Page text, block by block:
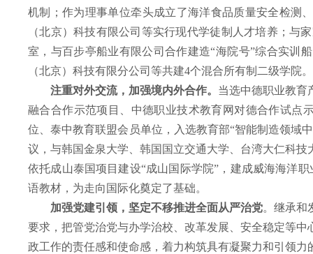
机制
； 作为理事单位牵头成立了海洋食品质量安全检测
（北京）科技有限公司等实行现代学徒制人才培养；与
室，与百步亭船业有限公司合作建造“海院号”综合实训
（北京）科技有限分公司等共建4个混合所有制二级学院。
注重对外交流，加强境内外合作。 当选中德职业教育
融合合作示范项目、中德职业技术教育网对德合作试点
位、泰中教育联盟会员单位，入选教育部“智能制造领域
议，与韩国金泉大学、韩国国立交通大学、台湾大仁科
依托成山泰国项目建设“成山国际学院”，建成威海海洋
语教材，为走向国际化奠定了基础。
加强党建引领，坚定不移推进全面从严治党。 继承和
要求，把管党治党与办学治校、改革发展、安全稳定等
政工作的责任感和使命感，着力构筑具有凝聚力和引领力